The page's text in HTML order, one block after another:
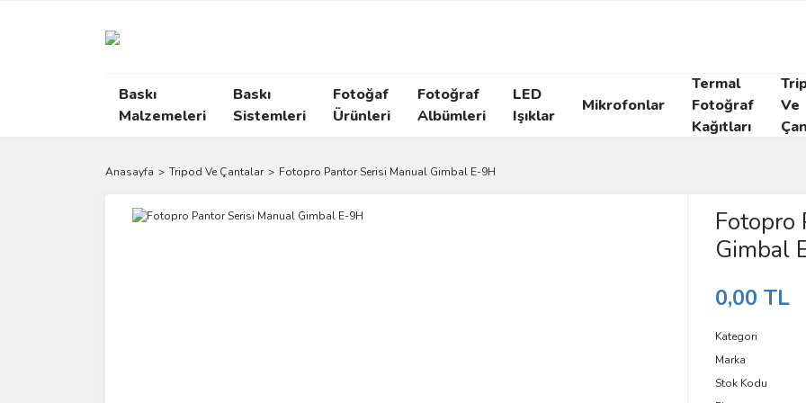
Baskı
Malzemeleri
Baskı
Sistemleri
Fotoğaf
Ürünleri
Fotoğraf
Albümleri
LED
Işıklar
Mikrofonlar
Termal
Fotoğraf
Kağıtları
Ve
Anasayfa Tripod Ve Çantalar Fotopro Pantor Serisi Manual Gimbal E-9H
Fotopro
Gimbal
0,00 TL
Kategori
Marka
Stok Kodu